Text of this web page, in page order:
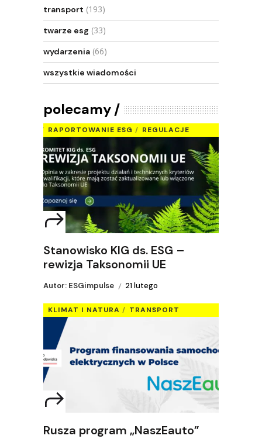
transport (193)
twarze esg (33)
wydarzenia (66)
wszystkie wiadomości
polecamy
RAPORTOWANIE ESG REGULACJE
Stanowisko KIG ds. ESG –
rewizja Taksonomii UE
Autor: ESGimpulse 21 lutego
KLIMAT I NATURA TRANSPORT
Rusza program „NaszEauto”